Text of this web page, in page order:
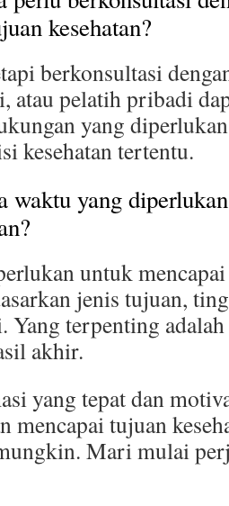
kesehatan?
berkonsultasi
atau pelatih pribadi
yang
kesehatan tertentu.
waktu yang
untuk
jenis tujuan,
Yang terpenting
akhir.
yang tepat dan
mencapai tujuan
Mari mulai